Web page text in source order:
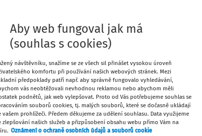
Rozhovor proběhl (online)
a učitel informatiky, pracovník
a Danielem Lessnerem
2014 rezonovalo téma
zdrojů se bavíme o
je pedagogický termín, takže
že jde o schopnost myslet jako
řeší, identifikuje podstatné rysy
a hledá efektivní postup.
Poznámka
Aby web fungoval jak má
(souhlas s cookies)
návštěvníku, snažíme se ze všech sil přinášet vysokou úroveň
komfortu při používání našich webových stránek. Mezi
předpoklady patří např. aby správně fungovalo vyhledávání,
vás neobtěžovali nevhodnou reklamou nebo abychom měli
podnětů, jak web vylepšovat. Proto od Vás potřebujeme souhlas se
souborů cookies, tj. malých souborů, které se dočasně ukládají
vašem prohlížeči. Předem děkujeme za udělení souhlasu. Data využijeme
zlepšování našich služeb a přizpůsobení obsahu webu přímo Vám na
Oznámení o ochraně osobních údajů a souborů cookie